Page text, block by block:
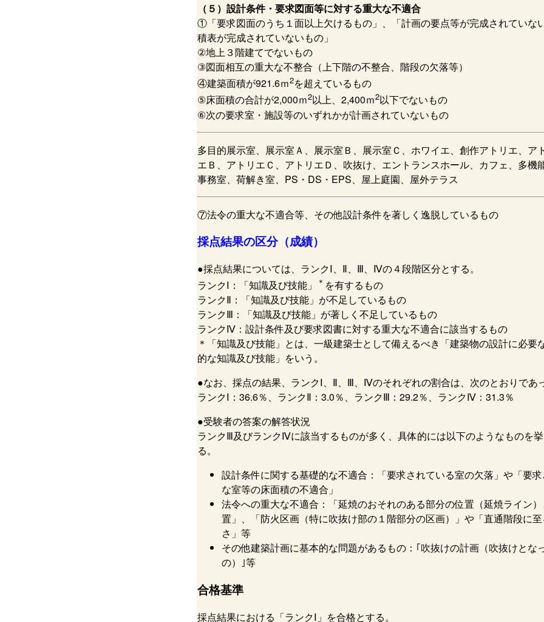
（５）設計条件・要求図面等に対する重大な不適合
①「要求図面のうち１面以上欠けるもの」、「計画の要点等が完成されていな
積表が完成されていないもの」
②地上３階建てでないもの
③図面相互の重大な不整合（上下階の不整合、階段の欠落等）
④建築面積が921.6ｍ2を超えているもの
⑤床面積の合計が2,000ｍ2以上、2,400ｍ2以下でないもの
⑥次の要求室・施設等のいずれかが計画されていないもの
多目的展示室、展示室Ａ、展示室Ｂ、展示室Ｃ、ホワイエ、創作アトリエ、ア
エＢ、アトリエＣ、アトリエＤ、吹抜け、エントランスホール、カフェ、多機
事務室、荷解き室、PS・DS・EPS、屋上庭園、屋外テラス
⑦法令の重大な不適合等、その他設計条件を著しく逸脱しているもの
採点結果の区分（成績）
●採点結果については、ランクⅠ、Ⅱ、Ⅲ、Ⅳの４段階区分とする。
ランクⅠ：「知識及び技能」
＊ を有するもの
ランクⅡ：「知識及び技能」が不足しているもの
ランクⅢ：「知識及び技能」が著しく不足しているもの
ランクⅣ：設計条件及び要求図書に対する重大な不適合に該当するもの
＊「知識及び技能」とは、一級建築士として備えるべき「建築物の設計に必要
的な知識及び技能」をいう。
●なお、採点の結果、ランクⅠ、Ⅱ、Ⅲ、Ⅳのそれぞれの割合は、次のとおりであっ
ランクⅠ：36.6％、ランクⅡ：3.0％、ランクⅢ：29.2％、ランクⅣ：31.3％
●受験者の答案の解答状況
ランクⅢ及びランクⅣに該当するものが多く、具体的には以下のようなものを
る。
設計条件に関する基礎的な不適合：「要求されている室の欠落」や「要
な室等の床面積の不適合」
法令への重大な不適合：「延焼のおそれのある部分の位置（延焼ライン
置」、「防火区画（特に吹抜け部の１階部分の区画）」や「直通階段に
さ」等
その他建築計画に基本的な問題があるもの：｢吹抜けの計画（吹抜けとな
の）｣等
合格基準
採点結果における「ランクⅠ」を合格とする。